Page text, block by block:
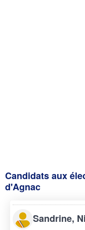
Candidats aux
d'Agnac
Sandrine,